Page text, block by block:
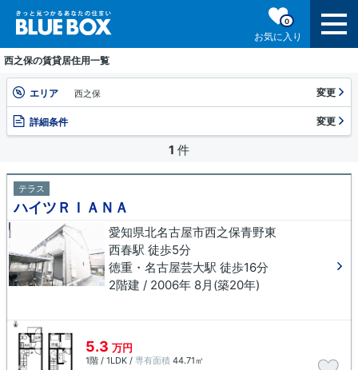
お気に入り
0
西之保の賃貸居住用一覧
エリア 西之保 変更
詳細条件 変更
1 件
テラス
ハイツＲＩＡＮＡ
愛知県北名古屋市西之保青野東
西春駅 徒歩5分
徳重・名古屋芸大駅 徒歩16分
2階建 / 2006年 8月(築20年)
5.3 万円
1階 / 1LDK / 専有面積 44.71㎡